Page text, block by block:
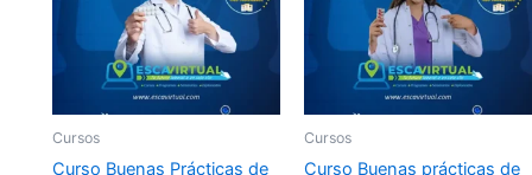
Cursos
Curso Buenas Prácticas de
Cursos
Curso Buenas prácticas de